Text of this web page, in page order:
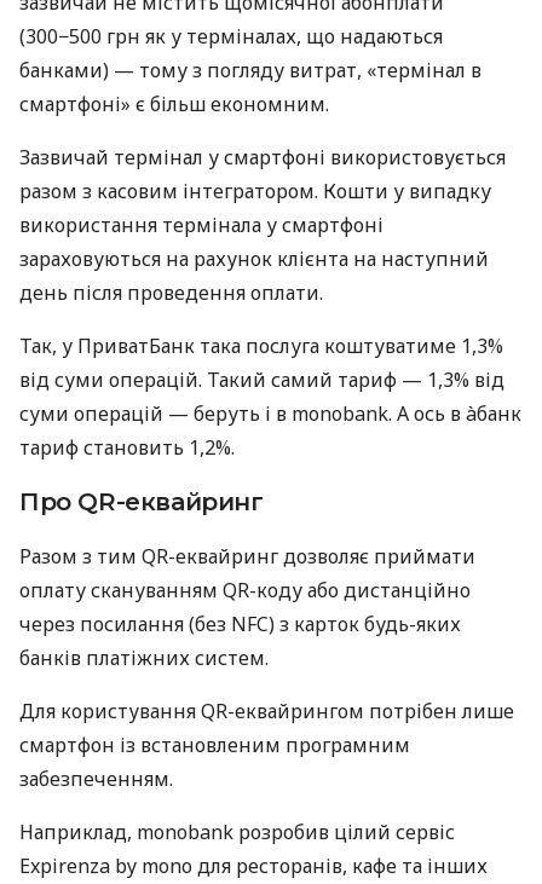
(300−500 грн як у терміналах, що надаються
банками) — тому з погляду витрат, «термінал в
смартфоні» є більш економним.
Зазвичай термінал у смартфоні використовується
разом з касовим інтегратором. Кошти у випадку
використання термінала у смартфоні
зараховуються на рахунок клієнта на наступний
день після проведення оплати.
Так, у ПриватБанк така послуга коштуватиме 1,3%
від суми операцій. Такий самий тариф — 1,3% від
суми операцій — беруть і в monobank. А ось в àбанк
тариф становить 1,2%.
Про QR-еквайринг
Разом з тим QR-еквайринг дозволяє приймати
оплату скануванням QR-коду або дистанційно
через посилання (без NFC) з карток будь-яких
банків платіжних систем.
Для користування QR-еквайрингом потрібен лише
смартфон із встановленим програмним
забезпеченням.
Наприклад, monobank розробив цілий сервіс
Expirenza by mono для ресторанів, кафе та інших